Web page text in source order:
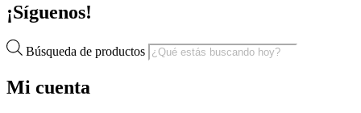
¡Síguenos!
Búsqueda de productos
Mi cuenta